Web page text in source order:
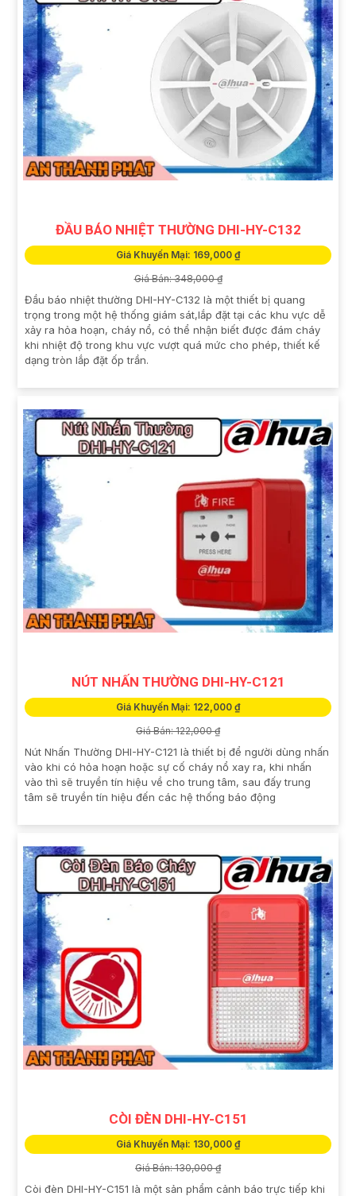
ĐẦU BÁO NHIỆT THƯỜNG DHI-HY-C132
Giá Khuyến Mại: 169,000 ₫
Giá Bán: 348,000 ₫
Đầu báo nhiệt thường DHI-HY-C132 là một thiết bị quang
trọng trong một hệ thống giám sát,lắp đặt tại các khu vực dễ
xảy ra hỏa hoạn, cháy nổ, có thể nhận biết được đám cháy
khi nhiệt độ trong khu vực vượt quá mức cho phép, thiết kế
dạng tròn lắp đặt ốp trần.
NÚT NHẤN THƯỜNG DHI-HY-C121
Giá Khuyến Mại: 122,000 ₫
Giá Bán: 122,000 ₫
Nút Nhấn Thường DHI-HY-C121 là thiết bị để người dùng nhấn
vào khi có hỏa hoạn hoặc sự cố cháy nổ xay ra, khi nhấn
vào thì sẽ truyền tín hiệu về cho trung tâm, sau đấy trung
tâm sẽ truyền tín hiệu đến các hệ thống báo động
CÒI ĐÈN DHI-HY-C151
Giá Khuyến Mại: 130,000 ₫
Giá Bán: 130,000 ₫
Còi đèn DHI-HY-C151 là một sản phẩm cảnh báo trực tiếp khi